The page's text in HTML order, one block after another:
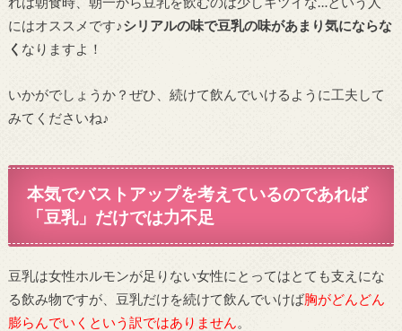
にはオススメです♪シリアルの味で豆乳の味があまり気にならな
く なりますよ！
いかがでしょうか？ぜひ、続けて飲んでいけるように工夫して
みてくださいね♪
本気でバストアップを考えているのであれば
「豆乳」だけでは力不足
豆乳は女性ホルモンが足りない女性にとってはとても支えにな
る飲み物ですが、豆乳だけを続けて飲んでいけば胸がどんどん
膨らんでいくという訳ではありません。